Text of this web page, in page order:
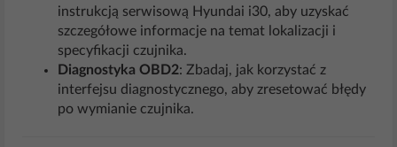
instrukcją serwisową Hyundai i30, aby uzyskać
szczegółowe informacje na temat lokalizacji i
specyfikacji czujnika.
Diagnostyka OBD2: Zbadaj, jak korzystać z
interfejsu diagnostycznego, aby zresetować błędy
po wymianie czujnika.